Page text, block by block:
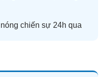
chiến sự 24h qua